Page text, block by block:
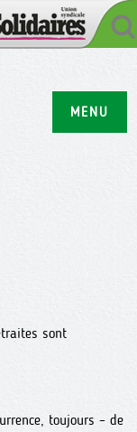
MENU
sont
toujours – de